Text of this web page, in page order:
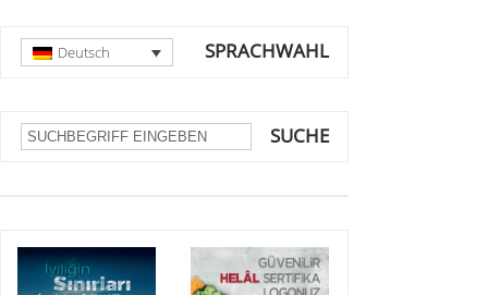
SPRACHWAHL
Deutsch
SUCHE